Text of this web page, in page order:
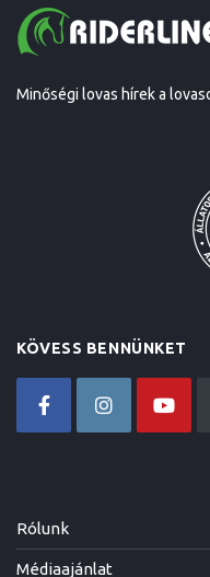
Minőségi lovas hírek a
KÖVESS BENNÜNKET
Rólunk
Médiaajánlat